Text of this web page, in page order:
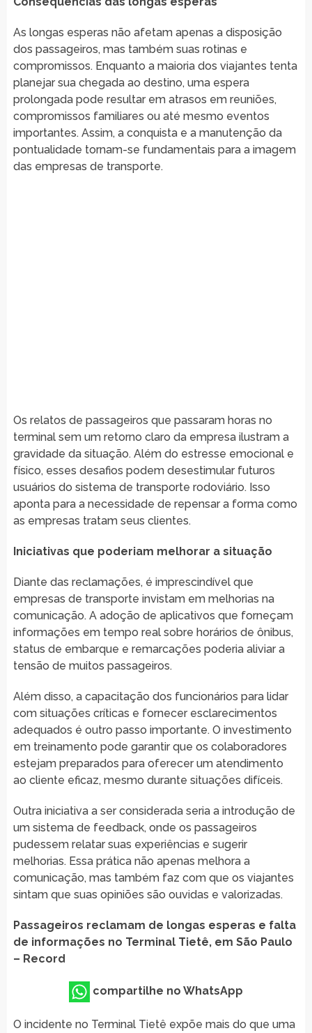
As longas esperas não afetam apenas a disposição
dos passageiros, mas também suas rotinas e
compromissos. Enquanto a maioria dos viajantes tenta
planejar sua chegada ao destino, uma espera
prolongada pode resultar em atrasos em reuniões,
compromissos familiares ou até mesmo eventos
importantes. Assim, a conquista e a manutenção da
pontualidade tornam-se fundamentais para a imagem
das empresas de transporte.
Os relatos de passageiros que passaram horas no
terminal sem um retorno claro da empresa ilustram a
gravidade da situação. Além do estresse emocional e
físico, esses desafios podem desestimular futuros
usuários do sistema de transporte rodoviário. Isso
aponta para a necessidade de repensar a forma como
as empresas tratam seus clientes.
Iniciativas que poderiam melhorar a situação
Diante das reclamações, é imprescindível que
empresas de transporte invistam em melhorias na
comunicação. A adoção de aplicativos que forneçam
informações em tempo real sobre horários de ônibus,
status de embarque e remarcações poderia aliviar a
tensão de muitos passageiros.
Além disso, a capacitação dos funcionários para lidar
com situações críticas e fornecer esclarecimentos
adequados é outro passo importante. O investimento
em treinamento pode garantir que os colaboradores
estejam preparados para oferecer um atendimento
ao cliente eficaz, mesmo durante situações difíceis.
Outra iniciativa a ser considerada seria a introdução de
um sistema de feedback, onde os passageiros
pudessem relatar suas experiências e sugerir
melhorias. Essa prática não apenas melhora a
comunicação, mas também faz com que os viajantes
sintam que suas opiniões são ouvidas e valorizadas.
Passageiros reclamam de longas esperas e falta
de informações no Terminal Tietê, em São Paulo
– Record
compartilhe no WhatsApp
O incidente no Terminal Tietê expõe mais do que uma